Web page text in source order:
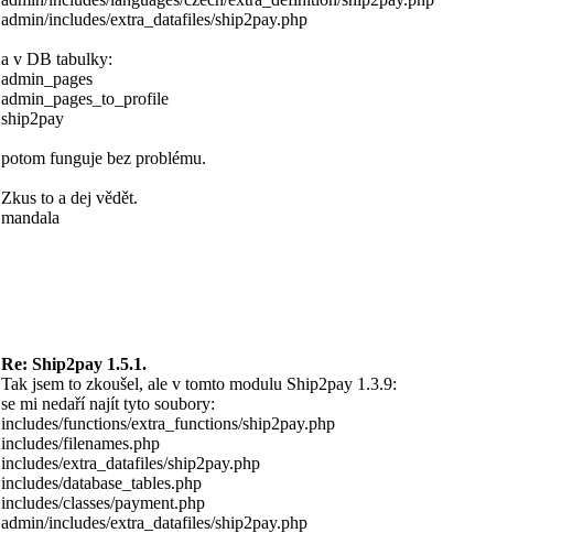
admin/includes/extra_datafiles/ship2pay.php
a v DB tabulky:
admin_pages
admin_pages_to_profile
ship2pay
potom funguje bez problému.
Zkus to a dej vědět.
mandala
Re: Ship2pay 1.5.1.
Tak jsem to zkoušel, ale v tomto modulu Ship2pay 1.3.9:
se mi nedaří najít tyto soubory:
includes/functions/extra_functions/ship2pay.php
includes/filenames.php
includes/extra_datafiles/ship2pay.php
includes/database_tables.php
includes/classes/payment.php
admin/includes/extra_datafiles/ship2pay.php